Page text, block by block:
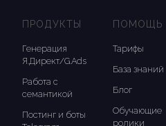
ПРОДУКТЫ
Генерация
Я.Директ/G.Ads
Работа с
семантикой
Постинг и боты
ПОМОЩЬ
Тарифы
База знаний
Блог
Обучающие
ролики